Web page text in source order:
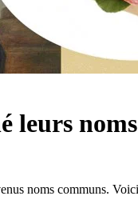
leurs
noms communs.